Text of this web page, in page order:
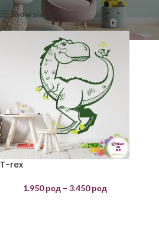
Show sidebar
T-rex
1.950рсд – 3.450рсд